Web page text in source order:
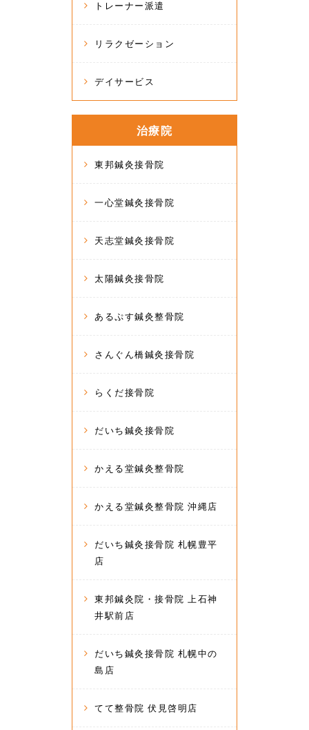
トレーナー派遣
リラクゼーション
デイサービス
治療院
東邦鍼灸接骨院
一心堂鍼灸接骨院
天志堂鍼灸接骨院
太陽鍼灸接骨院
あるぷす鍼灸整骨院
さんぐん橋鍼灸接骨院
らくだ接骨院
だいち鍼灸接骨院
かえる堂鍼灸整骨院
かえる堂鍼灸整骨院 沖縄店
だいち鍼灸接骨院 札幌豊平
店
東邦鍼灸院・接骨院 上石神
井駅前店
だいち鍼灸接骨院 札幌中の
島店
てて整骨院 伏見啓明店